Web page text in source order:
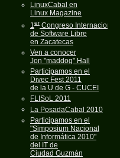
LinuxCabal en
Linux Magazine
1erCongreso Internacional
de Software Libre
en Zacatecas
Ven a conocer
Jon "maddog" Hall
Participamos en el
Divec Fest 2011
de la U de G - CUCEI
FLISoL 2011
La PosadaCabal 2010
Participamos en el
"Simposium Nacional
de Informática 2010"
del IT de
Ciudad Guzmán